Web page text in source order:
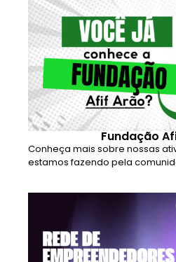
Fundação
Conheça mais sobre nossas
estamos fazendo pela